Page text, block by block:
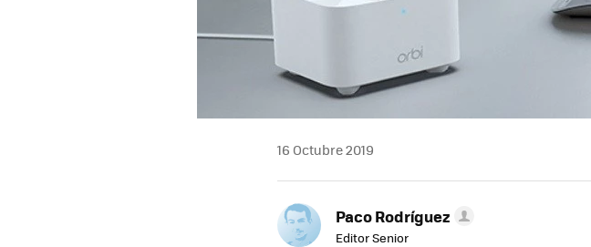
16 Octubre 2019
Paco Rodríguez
Editor Senior